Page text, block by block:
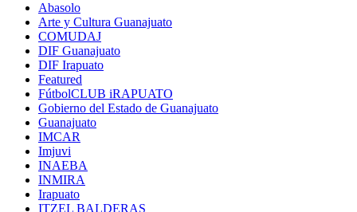
Abasolo
Arte y Cultura Guanajuato
COMUDAJ
DIF Guanajuato
DIF Irapuato
Featured
FútbolCLUB iRAPUATO
Gobierno del Estado de Guanajuato
Guanajuato
IMCAR
Imjuvi
INAEBA
INMIRA
Irapuato
ITZEL BALDERAS